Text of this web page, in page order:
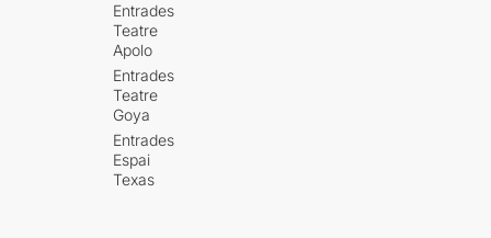
Entrades
Teatre
Apolo
Entrades
Teatre
Goya
Entrades
Espai
Texas